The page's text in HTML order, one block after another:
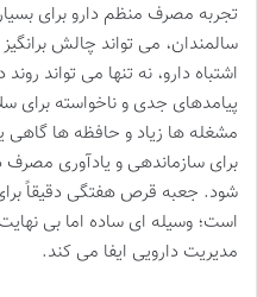
تجربه مصرف منظم دارو برای
سالمندان، می تواند چالش
اشتباه دارو، نه تنها می تواند
پیامدهای جدی و ناخواسته برای
مشغله ها زیاد و حافظه ها گاهی
برای سازماندهی و یادآوری
شود. جعبه قرص هفتگی دقیقاً
است؛ وسیله ای ساده اما بی
مدیریت دارویی ایفا می کند.